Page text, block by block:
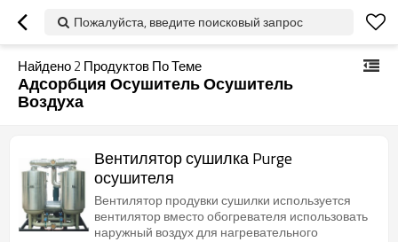
Пожалуйста, введите поисковый запрос
Найдено2 Продуктов По Теме
Адсорбция Осушитель Осушитель
Воздуха
Вентилятор сушилка Purge
осушителя
Вентилятор продувки сушилки используется
вентилятор вместо обогревателя использовать
наружный воздух для нагревательного